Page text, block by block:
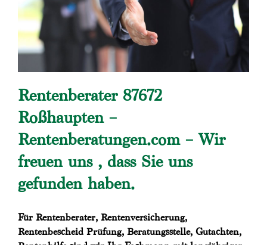
Rentenberater 87672
Roßhaupten –
Rentenberatungen.com – Wir
freuen uns , dass Sie uns
gefunden haben.
Für Rentenberater, Rentenversicherung,
Rentenbescheid Prüfung, Beratungsstelle, Gutachten,